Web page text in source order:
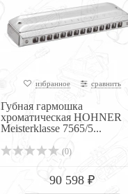
избранное сравнить
Губная гармошка
хроматическая HOHNER
Meisterklasse 7565/5...
(0)
90 598 ₽